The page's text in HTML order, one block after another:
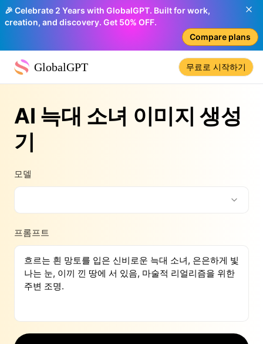
🎉 Celebrate 2 Years with GlobalGPT. Built for work,
creation, and discovery. Get 50% OFF.
Compare plans
GlobalGPT 무료로 시작하기
AI 늑대 소녀 이미지 생성
기
모델
프롬프트